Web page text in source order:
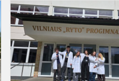
VAIKŲ
VASAROS
POILSIO
PROGRAMA
,,GINTARINĖ
VASARA“